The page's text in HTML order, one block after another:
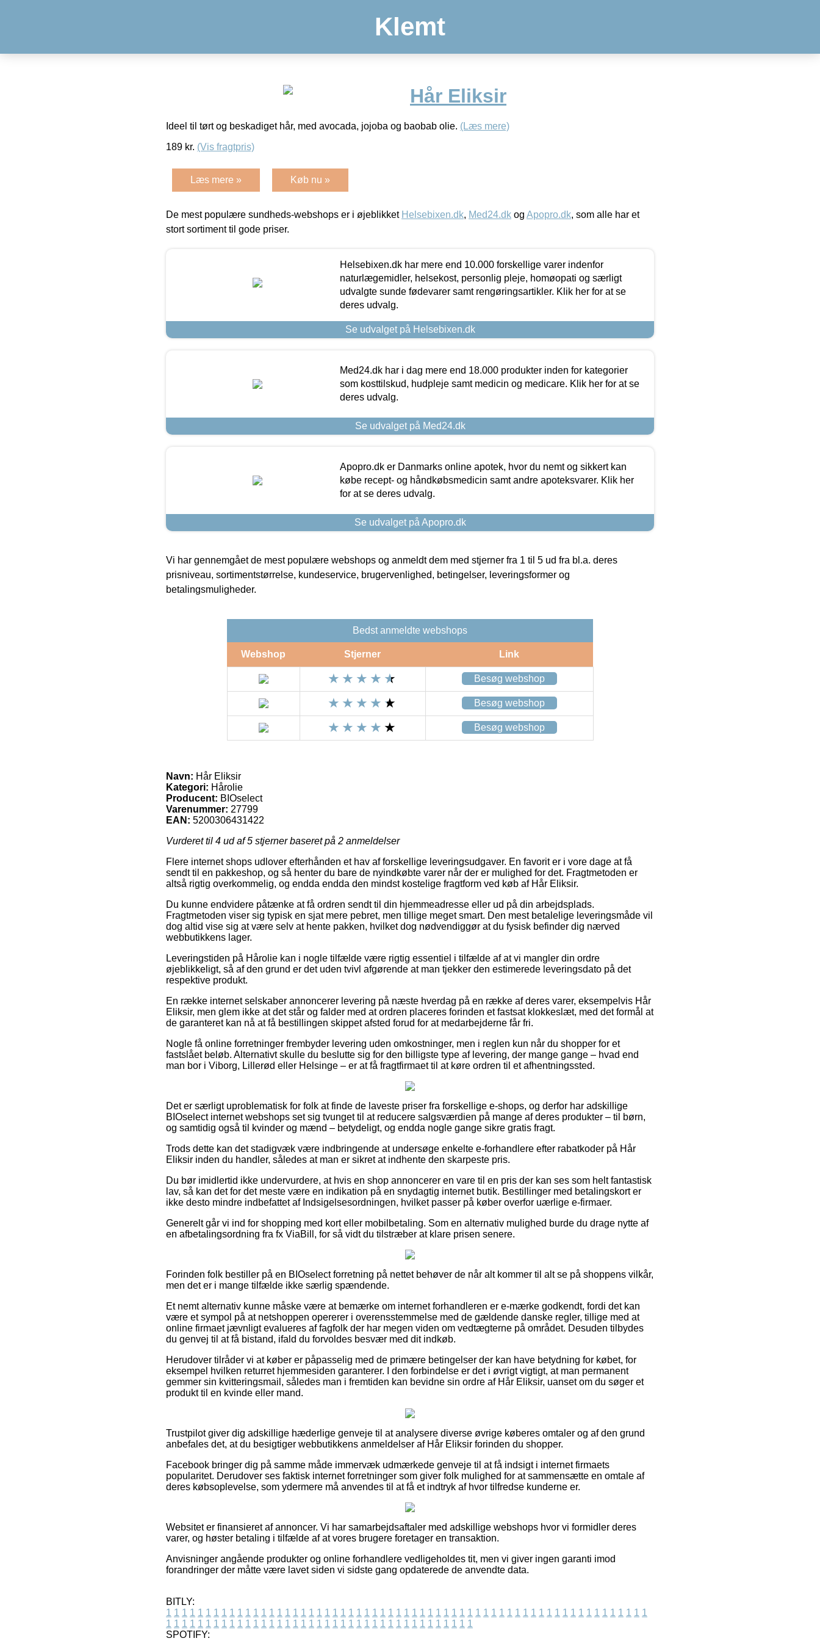
Klemt
Hår Eliksir
Ideel til tørt og beskadiget hår, med avocada, jojoba og baobab olie. (Læs mere)
189 kr. (Vis fragtpris)
Læs mere » Køb nu »
De mest populære sundheds-webshops er i øjeblikket Helsebixen.dk, Med24.dk og Apopro.dk, som alle har et
stort sortiment til gode priser.
Helsebixen.dk har mere end 10.000 forskellige varer indenfor
naturlægemidler, helsekost, personlig pleje, homøopati og særligt
udvalgte sunde fødevarer samt rengøringsartikler. Klik her for at se
deres udvalg.
Se udvalget på Helsebixen.dk
Med24.dk har i dag mere end 18.000 produkter inden for kategorier
som kosttilskud, hudpleje samt medicin og medicare. Klik her for at se
deres udvalg.
Se udvalget på Med24.dk
Apopro.dk er Danmarks online apotek, hvor du nemt og sikkert kan
købe recept- og håndkøbsmedicin samt andre apoteksvarer. Klik her
for at se deres udvalg.
Se udvalget på Apopro.dk
Vi har gennemgået de mest populære webshops og anmeldt dem med stjerner fra 1 til 5 ud fra bl.a. deres
prisniveau, sortimentstørrelse, kundeservice, brugervenlighed, betingelser, leveringsformer og
betalingsmuligheder.
Bedst anmeldte webshops
Webshop Stjerner Link
Besøg webshop
Besøg webshop
Besøg webshop
Navn: Hår Eliksir
Kategori: Hårolie
Producent: BIOselect
Varenummer: 27799
EAN: 5200306431422
Vurderet til 4 ud af 5 stjerner baseret på 2 anmeldelser
Flere internet shops udlover efterhånden et hav af forskellige leveringsudgaver. En favorit er i vore dage at få
sendt til en pakkeshop, og så henter du bare de nyindkøbte varer når der er mulighed for det. Fragtmetoden er
altså rigtig overkommelig, og endda endda den mindst kostelige fragtform ved køb af Hår Eliksir.
Du kunne endvidere påtænke at få ordren sendt til din hjemmeadresse eller ud på din arbejdsplads.
Fragtmetoden viser sig typisk en sjat mere pebret, men tillige meget smart. Den mest betalelige leveringsmåde vil
dog altid vise sig at være selv at hente pakken, hvilket dog nødvendiggør at du fysisk befinder dig nærved
webbutikkens lager.
Leveringstiden på Hårolie kan i nogle tilfælde være rigtig essentiel i tilfælde af at vi mangler din ordre
øjeblikkeligt, så af den grund er det uden tvivl afgørende at man tjekker den estimerede leveringsdato på det
respektive produkt.
En række internet selskaber annoncerer levering på næste hverdag på en række af deres varer, eksempelvis Hår
Eliksir, men glem ikke at det står og falder med at ordren placeres forinden et fastsat klokkeslæt, med det formål at
de garanteret kan nå at få bestillingen skippet afsted forud for at medarbejderne får fri.
Nogle få online forretninger frembyder levering uden omkostninger, men i reglen kun når du shopper for et
fastslået beløb. Alternativt skulle du beslutte sig for den billigste type af levering, der mange gange – hvad end
man bor i Viborg, Lillerød eller Helsinge – er at få fragtfirmaet til at køre ordren til et afhentningssted.
Det er særligt uproblematisk for folk at finde de laveste priser fra forskellige e-shops, og derfor har adskillige
BIOselect internet webshops set sig tvunget til at reducere salgsværdien på mange af deres produkter – til børn,
og samtidig også til kvinder og mænd – betydeligt, og endda nogle gange sikre gratis fragt.
Trods dette kan det stadigvæk være indbringende at undersøge enkelte e-forhandlere efter rabatkoder på Hår
Eliksir inden du handler, således at man er sikret at indhente den skarpeste pris.
Du bør imidlertid ikke undervurdere, at hvis en shop annoncerer en vare til en pris der kan ses som helt fantastisk
lav, så kan det for det meste være en indikation på en snydagtig internet butik. Bestillinger med betalingskort er
ikke desto mindre indbefattet af Indsigelsesordningen, hvilket passer på køber overfor uærlige e-firmaer.
Generelt går vi ind for shopping med kort eller mobilbetaling. Som en alternativ mulighed burde du drage nytte af
en afbetalingsordning fra fx ViaBill, for så vidt du tilstræber at klare prisen senere.
Forinden folk bestiller på en BIOselect forretning på nettet behøver de når alt kommer til alt se på shoppens vilkår,
men det er i mange tilfælde ikke særlig spændende.
Et nemt alternativ kunne måske være at bemærke om internet forhandleren er e-mærke godkendt, fordi det kan
være et sympol på at netshoppen opererer i overensstemmelse med de gældende danske regler, tillige med at
online firmaet jævnligt evalueres af fagfolk der har megen viden om vedtægterne på området. Desuden tilbydes
du genvej til at få bistand, ifald du forvoldes besvær med dit indkøb.
Herudover tilråder vi at køber er påpasselig med de primære betingelser der kan have betydning for købet, for
eksempel hvilken returret hjemmesiden garanterer. I den forbindelse er det i øvrigt vigtigt, at man permanent
gemmer sin kvitteringsmail, således man i fremtiden kan bevidne sin ordre af Hår Eliksir, uanset om du søger et
produkt til en kvinde eller mand.
Trustpilot giver dig adskillige hæderlige genveje til at analysere diverse øvrige køberes omtaler og af den grund
anbefales det, at du besigtiger webbutikkens anmeldelser af Hår Eliksir forinden du shopper.
Facebook bringer dig på samme måde immervæk udmærkede genveje til at få indsigt i internet firmaets
popularitet. Derudover ses faktisk internet forretninger som giver folk mulighed for at sammensætte en omtale af
deres købsoplevelse, som ydermere må anvendes til at få et indtryk af hvor tilfredse kunderne er.
Websitet er finansieret af annoncer. Vi har samarbejdsaftaler med adskillige webshops hvor vi formidler deres
varer, og høster betaling i tilfælde af at vores brugere foretager en transaktion.
Anvisninger angående produkter og online forhandlere vedligeholdes tit, men vi giver ingen garanti imod
forandringer der måtte være lavet siden vi sidste gang opdaterede de anvendte data.
BITLY:
1 1 1 1 1 1 1 1 1 1 1 1 1 1 1 1 1 1 1 1 1 1 1 1 1 1 1 1 1 1 1 1 1 1 1 1 1 1 1 1 1 1 1 1 1 1 1 1 1 1 1 1 1 1 1 1 1 1 1 1 1
1 1 1 1 1 1 1 1 1 1 1 1 1 1 1 1 1 1 1 1 1 1 1 1 1 1 1 1 1 1 1 1 1 1 1 1 1 1 1
SPOTIFY: